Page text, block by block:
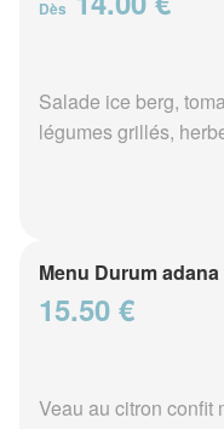
Dès
Salade ice berg,
légumes grillés,
Menu Durum adana
15.50 €
Veau au citron confit